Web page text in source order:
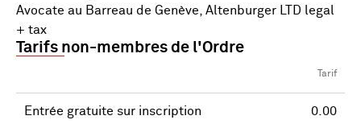
Avocate au Barreau de Genève, Altenburger LTD legal
+ tax
Tarifs non-membres de l'Ordre
Tarif
Entrée gratuite sur inscription 0.00